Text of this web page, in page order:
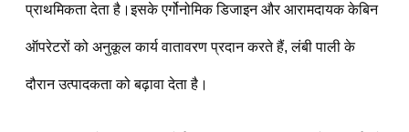
प्राथमिकता देता है।इसके एर्गोनोमिक डिजाइन और आरामदायक केबिन
ऑपरेटरों को अनुकूल कार्य वातावरण प्रदान करते हैं, लंबी पाली के
दौरान उत्पादकता को बढ़ावा देता है।